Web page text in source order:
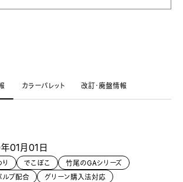
カラーパレット 改訂・廃盤情報
01月01日
でこぼこ
竹尾のGAシリーズ
ルプ配合
グリーン購入法対応